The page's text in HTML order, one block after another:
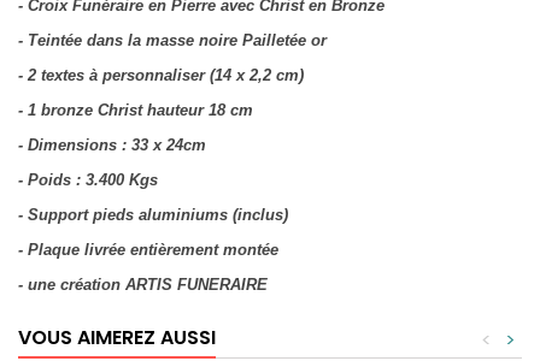
- Croix Funéraire en Pierre avec Christ en Bronze
- Teintée dans la masse noire Pailletée or
- 2 textes à personnaliser (14 x 2,2 cm)
- 1 bronze Christ hauteur 18 cm
- Dimensions : 33 x 24cm
- Poids : 3.400 Kgs
- Support pieds aluminiums (inclus)
- Plaque livrée entièrement montée
- une création ARTIS FUNERAIRE
VOUS AIMEREZ AUSSI >
<